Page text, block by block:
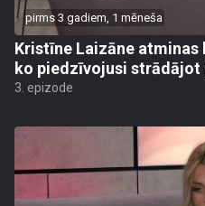
pirms 3 gadiem, 1 mēneša
Kristīne Laizāne
ko piedzīvojusi
3. epizode